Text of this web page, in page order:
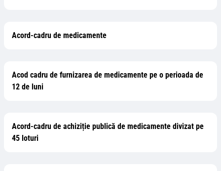
Acord-cadru de medicamente
Acod cadru de furnizarea de medicamente pe o perioada de
12 de luni
Acord-cadru de achiziție publică de medicamente divizat pe
45 loturi